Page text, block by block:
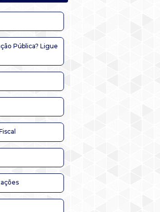
Pública? Ligue